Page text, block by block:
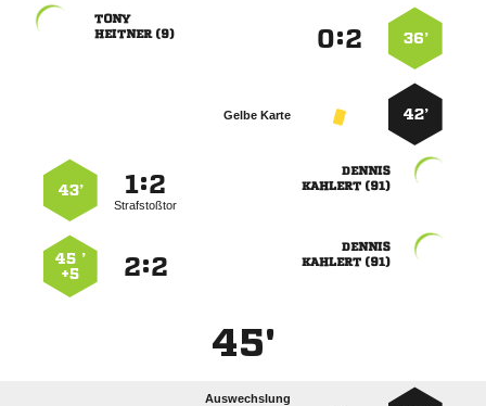
36’
:

 
42’
Gelbe Karte

 
:
Strafstoßtor
43’

 
:
45 ’
+5
45'
Auswechslung